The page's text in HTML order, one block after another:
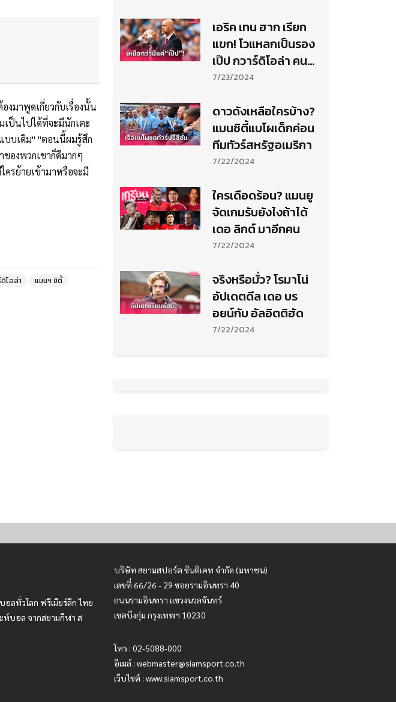
งมาพูดเกี่ยวกับเรื่องนั้น
เป็นไปได้ที่จะมีนักเตะ
บบเดิม" "ตอนนี้ผมรู้สึก
องพวกเขาก็ดีมากๆ
ครย้ายเข้ามาหรือจะมี
โอล่า
แมนฯ ซิตี้
เอริค เทน ฮาก เรียก
แขก! โวแหลกเป็นรอง
เป๊ป กวาร์ดิโอล่า คน
เดียว
7/23/2024
ดาวดังเหลือใครบ้าง?
แมนซิตี้แบโผเด็กค่อน
ทีมทัวร์สหรัฐอเมริกา
7/22/2024
ใครเดือดร้อน? แมนยู
จัดเกมรับยังไงถ้าได้
เดอ ลิกต์ มาอีกคน
7/22/2024
จริงหรือมั่ว? โรมาโน่
อัปเดตดีล เดอ บร
อยน์กับ อัลอิตติฮัด
7/22/2024
ลทั่วโลก ฟรีเมียร์ลีก ไทย
ห์บอล จากสยามกีฬา ส
บริษัท สยามสปอร์ต ซินติเคท จำกัด (มหาชน)
เลขที่ 66/26 - 29 ซอยรามอินทรา 40
ถนนรามอินทรา แขวงนวลจันทร์
เขตบึงกุ่ม กรุงเทพฯ 10230
โทร : 02-5088-000
อีเมล์ : webmaster@siamsport.co.th
เว็บไซต์ : www.siamsport.co.th